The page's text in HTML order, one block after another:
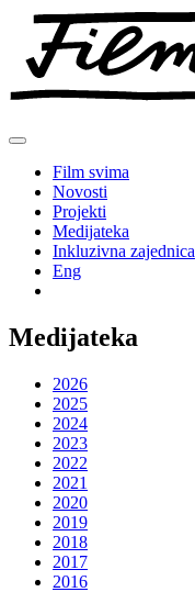
Preskoči
sadržaj
Film svima
Novosti
Projekti
Medijateka
Inkluzivna zajednica
Eng
Medijateka
2026
2025
2024
2023
2022
2021
2020
2019
2018
2017
2016